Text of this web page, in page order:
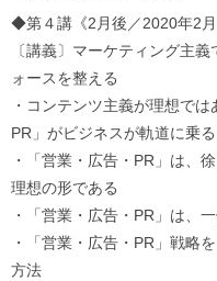
◆第４講《2月後／2020年2
〔講義〕マーケティング主
ォースを整える
・コンテンツ主義が理想で
PR」がビジネスが軌道に乗
・「営業・広告・PR」は、
理想の形である
・「営業・広告・PR」は、
・「営業・広告・PR」戦略
方法